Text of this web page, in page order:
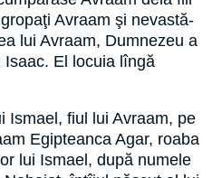
Avraam şi nevastă-
lui Avraam, Dumnezeu a
El locuia lîngă
Ismael, fiul lui Avraam, pe
Egipteanca Agar, roaba
lui Ismael, după numele